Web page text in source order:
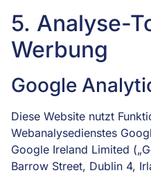
5. Analyse-
Werbung
Google
Diese Website nutzt
Webanalysedienstes
Google Ireland Limited
Barrow Street, Dublin 4,